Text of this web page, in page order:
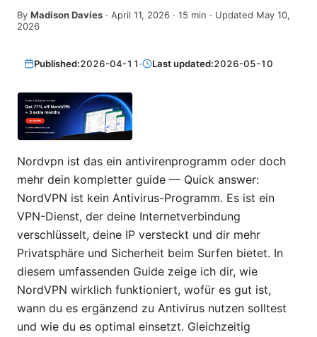
By Madison Davies · April 11, 2026 · 15 min · Updated May 10,
2026
Published:2026-04-11 · Last updated:2026-05-10
Nordvpn ist das ein antivirenprogramm oder doch
mehr dein kompletter guide — Quick answer:
NordVPN ist kein Antivirus-Programm. Es ist ein
VPN-Dienst, der deine Internetverbindung
verschlüsselt, deine IP versteckt und dir mehr
Privatsphäre und Sicherheit beim Surfen bietet. In
diesem umfassenden Guide zeige ich dir, wie
NordVPN wirklich funktioniert, wofür es gut ist,
wann du es ergänzend zu Antivirus nutzen solltest
und wie du es optimal einsetzt. Gleichzeitig